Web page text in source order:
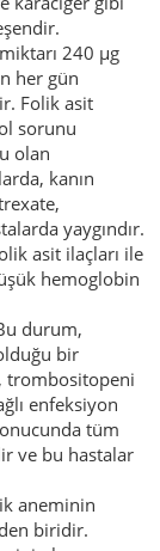
240 μg
her gün
Folik asit
sorunu
olan
kanın
yaygındır.
asit ilaçları ile
hemoglobin
durum,
bir
trombositopeni
enfeksiyon
tüm
ve bu hastalar
aneminin
biridir.